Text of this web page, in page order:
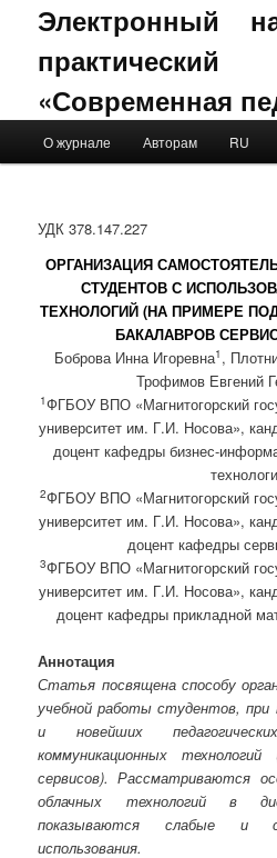
Электронный
«Современная
Skip to primary content
Skip to secondary content
О журнале Авторам RU
УДК 378.147.227
ОРГАНИЗАЦИЯ
СТУДЕНТОВ С
ТЕХНОЛОГИЙ (НА ПРИМЕРЕ
БАКАЛАВРОВ
Боброва Инна Игоревна1 ,
Трофимов Евгений
1ФГБОУ ВПО «Магнитогорский
университет им. Г.И. Носова»,
доцент кафедры бизнес-
2ФГБОУ ВПО «Магнитогорский
университет им. Г.И. Носова»,
доцент кафедры
3ФГБОУ ВПО «Магнитогорский
университет им. Г.И. Носова»,
доцент кафедры прикладной
Аннотация
Статья посвящена способу
учебной работы студентов,
и новейших
коммуникационных
сервисов). Рассматриваются
облачных технологий в
показываются слабые и
использования.